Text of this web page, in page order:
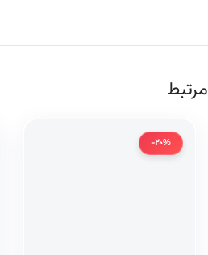
مرتبط
-20%